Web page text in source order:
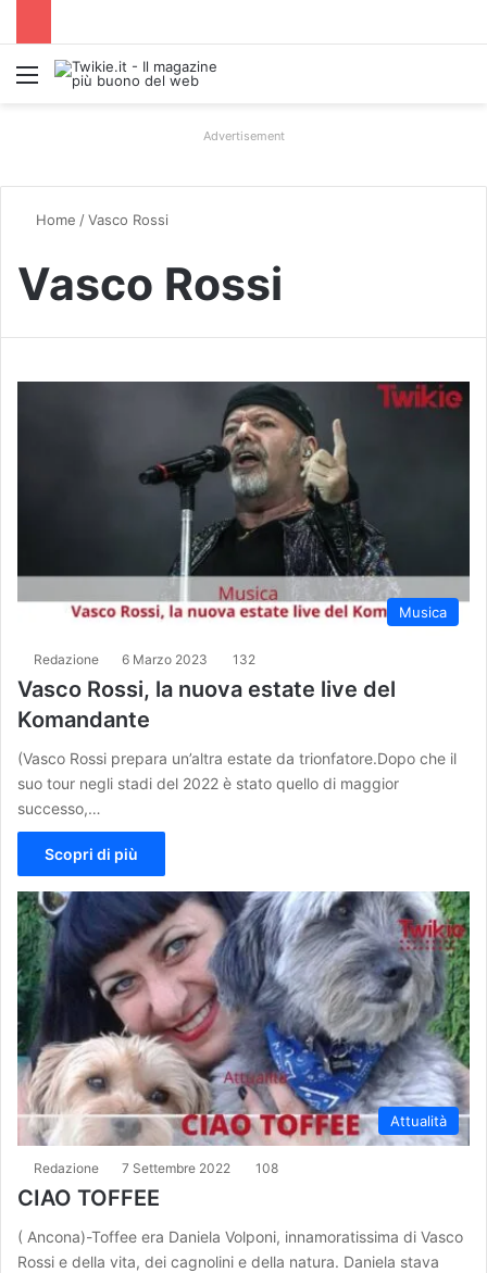
Menu
Advertisement
Home /Vasco Rossi
Vasco Rossi
Musica
Redazione 6 Marzo 2023 132
Vasco Rossi, la nuova estate live del
Komandante
(Vasco Rossi prepara un’altra estate da trionfatore.Dopo che il
suo tour negli stadi del 2022 è stato quello di maggior
successo,…
Scopri di più
Attualità
Redazione 7 Settembre 2022 108
CIAO TOFFEE
( Ancona)-Toffee era Daniela Volponi, innamoratissima di Vasco
Rossi e della vita, dei cagnolini e della natura. Daniela stava